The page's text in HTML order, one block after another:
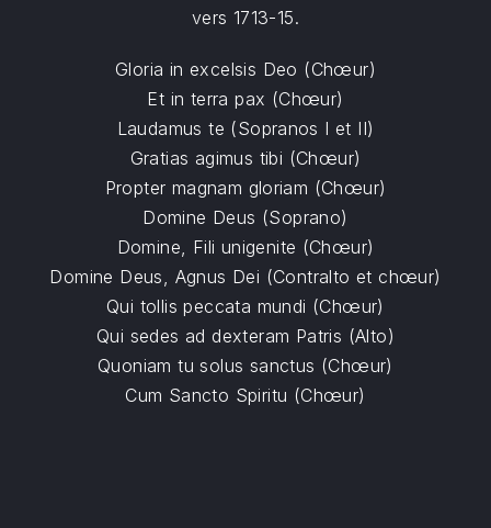
vers 1713-15.
Gloria in excelsis Deo (Chœur)
Et in terra pax (Chœur)
Laudamus te (Sopranos I et II)
Gratias agimus tibi (Chœur)
Propter magnam gloriam (Chœur)
Domine Deus (Soprano)
Domine, Fili unigenite (Chœur)
Domine Deus, Agnus Dei (Contralto et chœur)
Qui tollis peccata mundi (Chœur)
Qui sedes ad dexteram Patris (Alto)
Quoniam tu solus sanctus (Chœur)
Cum Sancto Spiritu (Chœur)